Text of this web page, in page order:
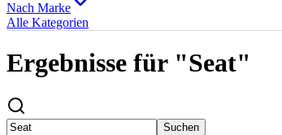
Nach Marke
Alle Kategorien
Ergebnisse für "Seat"
Suchen